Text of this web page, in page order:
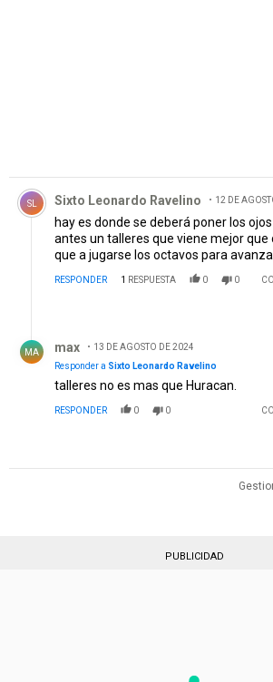
Comentario de Sixto Leonardo Ravelino.
SL Sixto Leonardo Ravelino 12 DE
hay es donde se deberá poner los
antes un talleres que viene mejor que
que a jugarse los octavos para
RESPONDER 1 RESPUESTA 0 0
MA max
13 DE AGOSTO DE 2024
Responder a Sixto Leonardo Ravelino
talleres no es mas que Huracan.
RESPONDER 0 0
PUBLICIDAD